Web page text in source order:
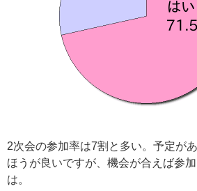
2次会の参加率は7割と多い。予定が
ほうが良いですが、機会が合えば参
は。